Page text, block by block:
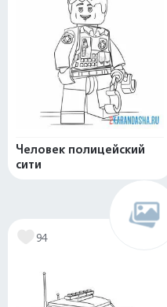
Человек полицейский
сити
94